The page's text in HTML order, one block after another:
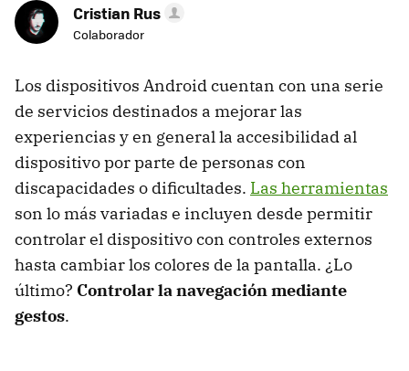
Cristian Rus
Colaborador
Los dispositivos Android cuentan con una serie
de servicios destinados a mejorar las
experiencias y en general la accesibilidad al
dispositivo por parte de personas con
discapacidades o dificultades. Las herramientas
son lo más variadas e incluyen desde permitir
controlar el dispositivo con controles externos
hasta cambiar los colores de la pantalla. ¿Lo
último? Controlar la navegación mediante
gestos.